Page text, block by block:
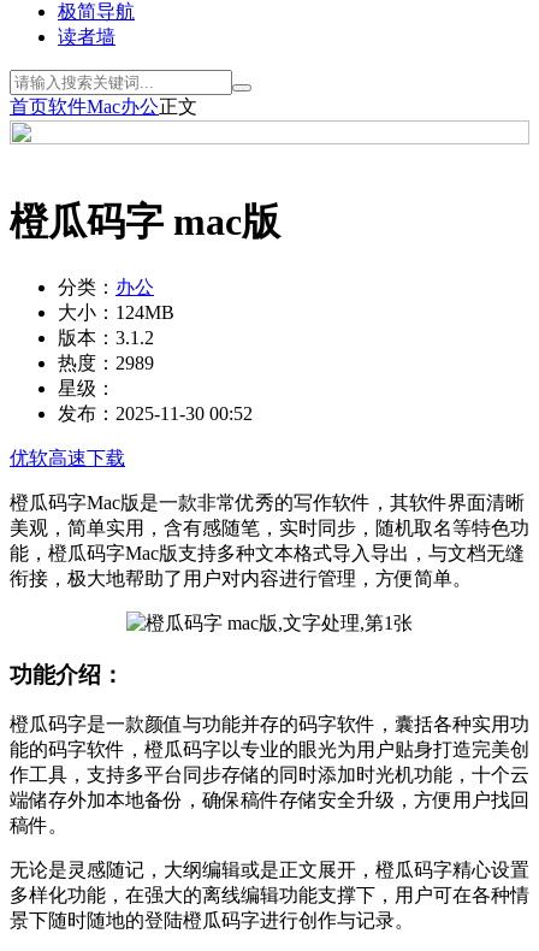
极简导航
读者墙
首页软件Mac办公正文
橙瓜码字 mac版
分类： 办公
大小： 124MB
版本： 3.1.2
热度： 2989
星级：
发布： 2025-11-30 00:52
优软高速下载
橙瓜码字Mac版是一款非常优秀的写作软件，其软件界面清晰
美观，简单实用，含有感随笔，实时同步，随机取名等特色功
能，橙瓜码字Mac版支持多种文本格式导入导出，与文档无缝
衔接，极大地帮助了用户对内容进行管理，方便简单。
功能介绍：
橙瓜码字是一款颜值与功能并存的码字软件，囊括各种实用功
能的码字软件，橙瓜码字以专业的眼光为用户贴身打造完美创
作工具，支持多平台同步存储的同时添加时光机功能，十个云
端储存外加本地备份，确保稿件存储安全升级，方便用户找回
稿件。
无论是灵感随记，大纲编辑或是正文展开，橙瓜码字精心设置
多样化功能，在强大的离线编辑功能支撑下，用户可在各种情
景下随时随地的登陆橙瓜码字进行创作与记录。